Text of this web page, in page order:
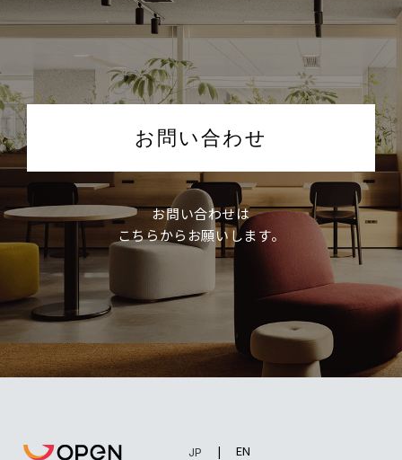
お問い合わせ
お問い合わせは
こちらからお願いします。
EN
JP